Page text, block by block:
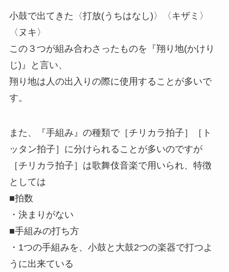
小鼓で出てきた〈打放(うちはなし)〉〈キザミ〉
〈ヌキ〉
この３つが組み合わさったものを『翔り地(かけり
じ)』と言い、
翔り地は人の出入りの際に使用することが多いで
す。
また、『手組み』の種類で［チリカラ拍子］［ト
ッタン拍子］に分けられることが多いのですが
［チリカラ拍子］は歌舞伎音楽で用いられ、特徴
としては
■拍数
・決まりがない
■手組みの打ち方
・1つの手組みを、小鼓と大鼓2つの楽器で打つよ
うに出来ている